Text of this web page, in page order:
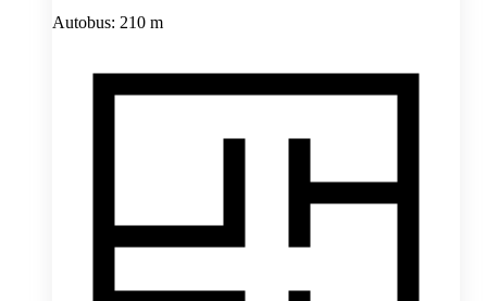
Autobus: 210 m